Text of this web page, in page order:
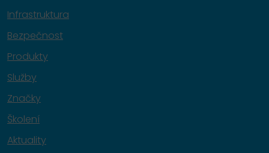
Infrastruktura
Bezpečnost
Produkty
Služby
Značky
Školení
Aktuality